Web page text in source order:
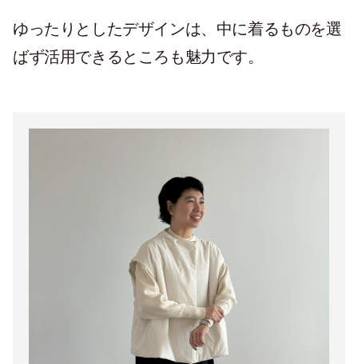
ゆったりとしたデザインは、中に着るものを選
ばず活用できるところも魅力です。